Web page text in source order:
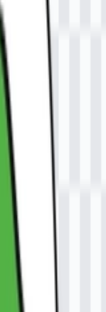
emas, putih,
dari identitas
resmi.
seperti ini
profil online, dan
terlihat
pada lambang.
pada tanda
bila diperlukan.
UNSAM
izin resmi dari
Samudra.